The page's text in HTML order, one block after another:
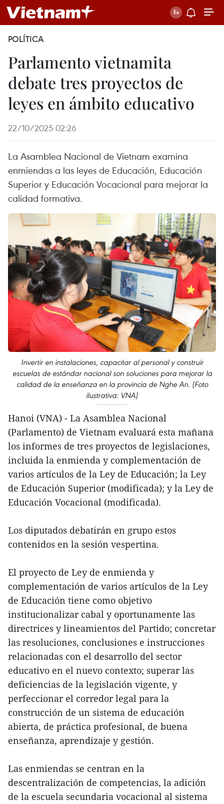
POLÍTICA
Parlamento vietnamita
debate tres proyectos de
leyes en ámbito educativo
22/10/2025 02:26
La Asamblea Nacional de Vietnam examina
enmiendas a las leyes de Educación, Educación
Superior y Educación Vocacional para mejorar la
calidad formativa.
Invertir en instalaciones, capacitar al personal y construir
escuelas de estándar nacional son soluciones para mejorar la
calidad de la enseñanza en la provincia de Nghe An. (Foto
ilustrativa: VNA)
Hanoi (VNA) - La Asamblea Nacional
(Parlamento) de Vietnam evaluará esta mañana
los informes de tres proyectos de legislaciones,
incluida la enmienda y complementación de
varios artículos de la Ley de Educación; la Ley
de Educación Superior (modificada); y la Ley de
Educación Vocacional (modificada).
Los diputados debatirán en grupo estos
contenidos en la sesión vespertina.
El proyecto de Ley de enmienda y
complementación de varios artículos de la Ley
de Educación tiene como objetivo
institucionalizar cabal y oportunamente las
directrices y lineamientos del Partido; concretar
las resoluciones, conclusiones e instrucciones
relacionadas con el desarrollo del sector
educativo en el nuevo contexto; superar las
deficiencias de la legislación vigente, y
perfeccionar el corredor legal para la
construcción de un sistema de educación
abierta, de práctica profesional, de buena
enseñanza, aprendizaje y gestión.
Las enmiendas se centran en la
descentralización de competencias, la adición
de la escuela secundaria vocacional al sistema